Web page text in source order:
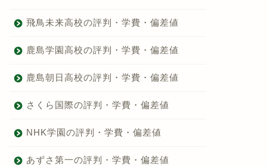
飛鳥未来高校の評判・学費・偏差値
鹿島学園高校の評判・学費・偏差値
鹿島朝日高校の評判・学費・偏差値
さくら国際の評判・学費・偏差値
NHK学園の評判・学費・偏差値
あずさ第一の評判・学費・偏差値